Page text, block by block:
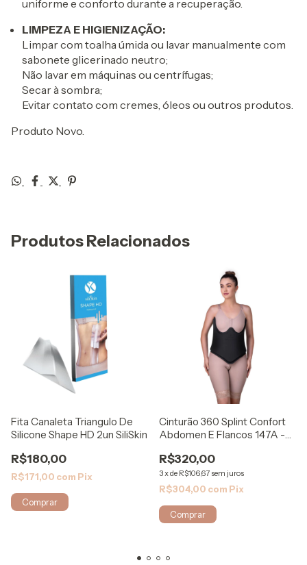
uniforme e conforto durante a recuperação.
LIMPEZA E HIGIENIZAÇÃO:
Limpar com toalha úmida ou lavar manualmente com
sabonete glicerinado neutro;
Não lavar em máquinas ou centrífugas;
Secar à sombra;
Evitar contato com cremes, óleos ou outros produtos.
Produto Novo.
Produtos Relacionados
Fita Canaleta Triangulo De
Silicone Shape HD 2un SiliSkin
R$180,00
R$171,00 com Pix
Cinturão 360 Splint Confort
Abdomen E Flancos 147A -
R$320,00
3xde R$106,67 sem juros
R$304,00 com Pix
Comprar